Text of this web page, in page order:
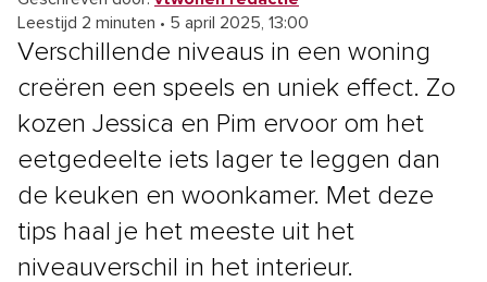
Leestijd 2 minuten • 5 april 2025, 13:00
Verschillende niveaus in een woning
creëren een speels en uniek effect. Zo
kozen Jessica en Pim ervoor om het
eetgedeelte iets lager te leggen dan
de keuken en woonkamer. Met deze
tips haal je het meeste uit het
niveauverschil in het interieur.